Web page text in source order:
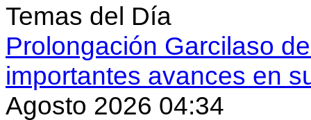
Temas del Día
Prolongación Garcilaso
importantes avances en
Agosto 2026 04:34